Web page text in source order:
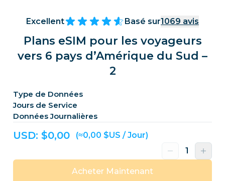
Excellent Basé sur1069 avis
Plans eSIM pour les voyageurs
vers 6 pays d’Amérique du Sud –
2
Type de Données
Jours de Service
Données Journalières
USD: $0,00 (≈0,00 $US / Jour)
Acheter Maintenant